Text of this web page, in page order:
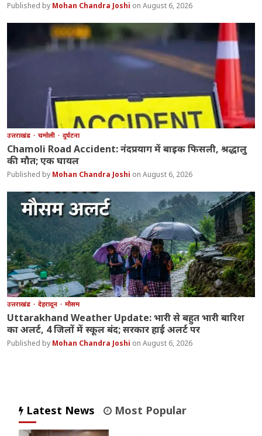
Mohan Chandra Joshi August 6, 2026
उत्तराखंड चमोली दुर्घटना
Chamoli Road Accident: नंदप्रयाग में बाइक फिसली, श्रद्धालु
की मौत; एक घायल
Mohan Chandra Joshi August 6, 2026
उत्तराखंड देहरादून मौसम
Uttarakhand Weather Update: भारी से बहुत भारी बारिश
का अलर्ट, 4 जिलों में स्कूल बंद; सरकार हाई अलर्ट पर
Mohan Chandra Joshi August 6, 2026
Latest News Most Popular